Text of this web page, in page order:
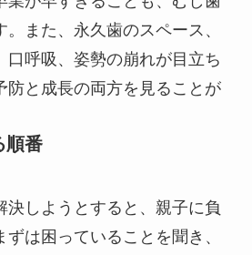
。また、永久歯のスペース、
口呼吸、姿勢の崩れが目立ち
防と成長の両方を見ることが
順番
決しようとすると、親子に負
は困っていることを聞き、